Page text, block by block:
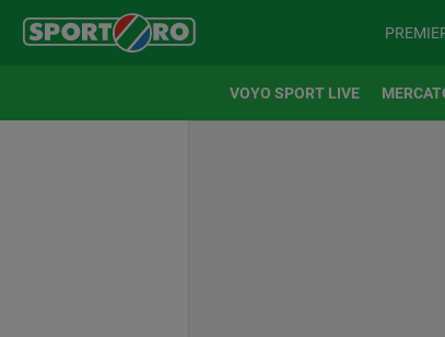
VOYO SPORT LIVE